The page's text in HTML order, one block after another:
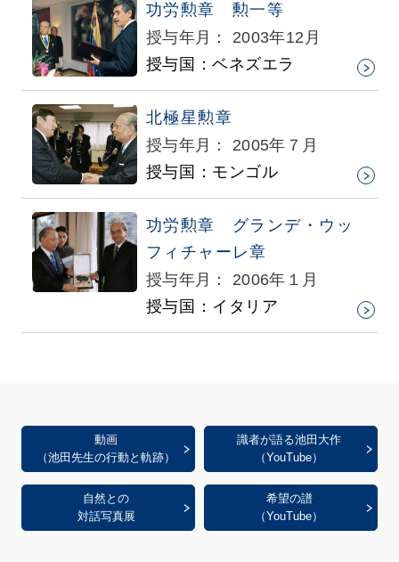
功労勲章 勲一等
授与年月： 2003年12月
授与国：ベネズエラ
北極星勲章
授与年月： 2005年７月
授与国：モンゴル
功労勲章 グランデ・ウッ
フィチャーレ章
授与年月： 2006年１月
授与国：イタリア
動画
（池田先生の行動と軌跡）
識者が語る池田大作
（YouTube）
自然との
対話写真展
希望の譜
（YouTube）